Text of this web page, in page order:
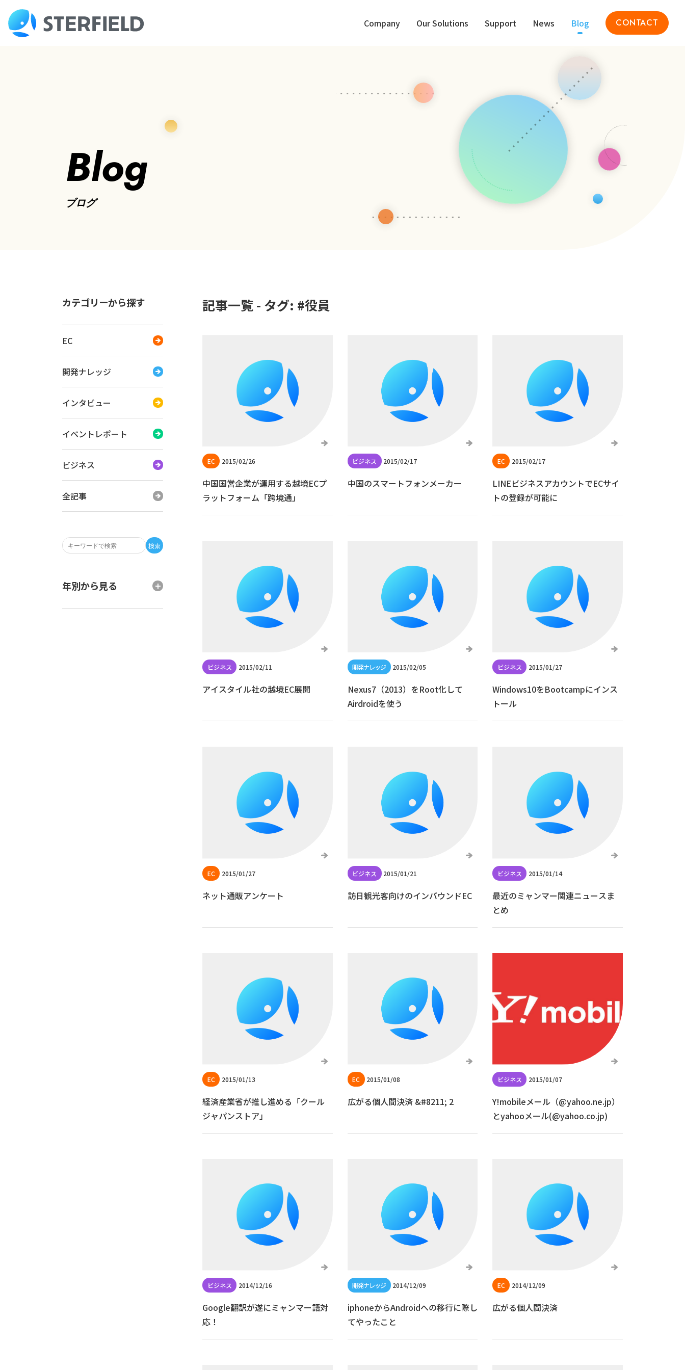
Company Our Solutions Support News Blog CONTACT
Blog
ブログ
検索
カテゴリーから探す
EC
開発ナレッジ
インタビュー
イベントレポート
ビジネス
全記事
年別から見る
記事一覧 - タグ: #役員
2015/02/26
中国国営企業が運用する越境ECプ
ラットフォーム「跨境通」
2015/02/17
中国のスマートフォンメーカー
2015/02/17
LINEビジネスアカウントでECサイ
トの登録が可能に
2015/02/11
アイスタイル社の越境EC展開
2015/02/05
Nexus7（2013）をRoot化して
Airdroidを使う
2015/01/27
Windows10をBootcampにインス
トール
2015/01/27
ネット通販アンケート
2015/01/21
訪日観光客向けのインバウンドEC
2015/01/14
最近のミャンマー関連ニュースま
とめ
2015/01/13
経済産業省が推し進める「クール
ジャパンストア」
2015/01/08
広がる個人間決済 &#8211; 2
2015/01/07
Y!mobileメール（@yahoo.ne.jp）
とyahooメール(@yahoo.co.jp)
2014/12/16
Google翻訳が遂にミャンマー語対
応！
2014/12/09
iphoneからAndroidへの移行に際し
てやったこと
2014/12/09
広がる個人間決済